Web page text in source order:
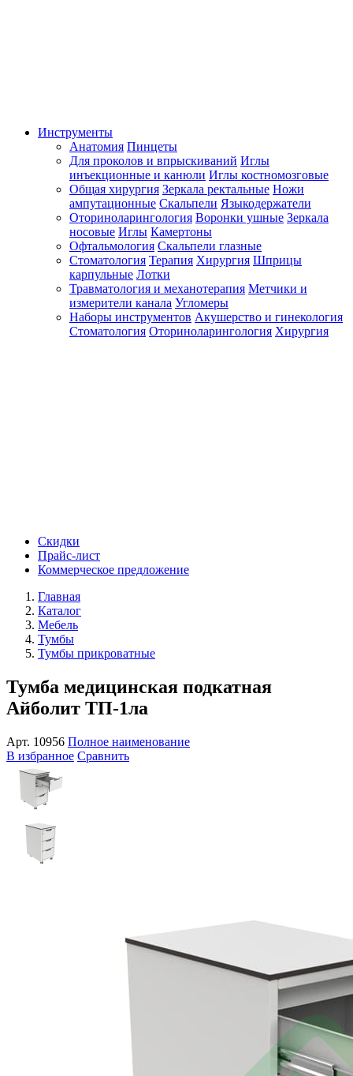
Инструменты
Анатомия Пинцеты
Для проколов и впрыскиваний Иглы
инъекционные и канюли Иглы костномозговые
Общая хирургия Зеркала ректальные Ножи
ампутационные Скальпели Языкодержатели
Оториноларингология Воронки ушные Зеркала
носовые Иглы Камертоны
Офтальмология Скальпели глазные
Стоматология Терапия Хирургия Шприцы
карпульные Лотки
Травматология и механотерапия Метчики и
измерители канала Угломеры
Наборы инструментов Акушерство и гинекология
Стоматология Оториноларингология Хирургия
Скидки
Прайс-лист
Коммерческое предложение
Главная
Каталог
Мебель
Тумбы
Тумбы прикроватные
Тумба медицинская подкатная
Айболит ТП-1ла
Арт. 10956 Полное наименование
В избранное Сравнить